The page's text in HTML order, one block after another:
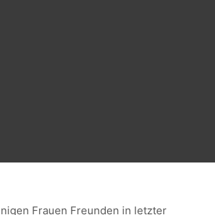
Frauen Freunden in letzter